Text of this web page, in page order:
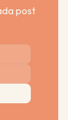
post